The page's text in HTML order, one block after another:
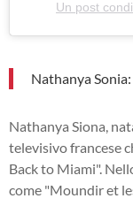
Un post
Nathanya
Nathanya Siona,
televisivo francese
Back to Miami".
come "Moundir et